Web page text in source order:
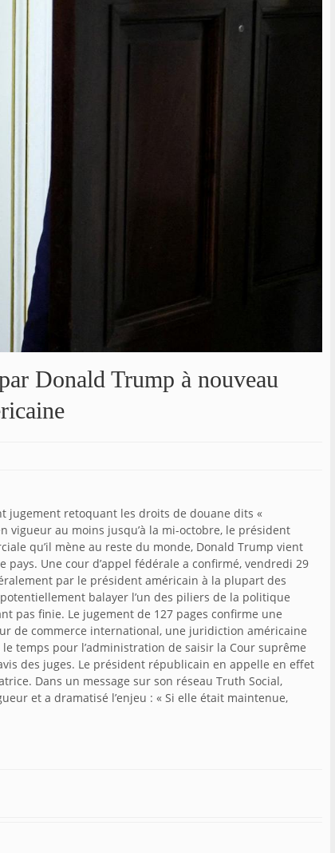
Donald Trump à nouveau
jugement retoquant les droits de douane dits «
vigueur au moins jusqu’à la mi-octobre, le président
qu’il mène au reste du monde, Donald Trump vient
Une cour d’appel fédérale a confirmé, vendredi 29
par le président américain à la plupart des
balayer l’un des piliers de la politique
pas finie. Le jugement de 127 pages confirme une
de commerce international, une juridiction américaine
temps pour l’administration de saisir la Cour suprême
des juges. Le président républicain en appelle en effet
Dans un message sur son réseau Truth Social,
et a dramatisé l’enjeu : « Si elle était maintenue,